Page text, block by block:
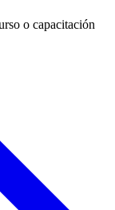
o capacitación